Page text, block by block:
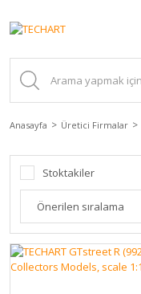
Anasayfa Üretici Firmalar
Stoktakiler